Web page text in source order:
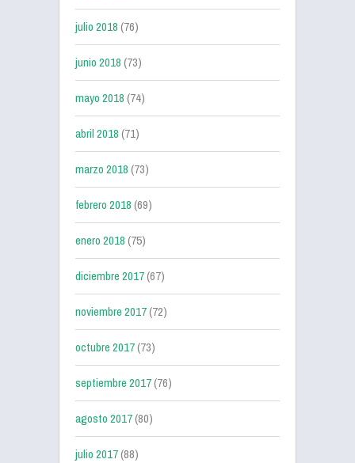
julio 2018(76)
junio 2018(73)
mayo 2018(74)
abril 2018(71)
marzo 2018(73)
febrero 2018(69)
enero 2018(75)
diciembre 2017(67)
noviembre 2017(72)
octubre 2017(73)
septiembre 2017(76)
agosto 2017(80)
julio 2017(88)